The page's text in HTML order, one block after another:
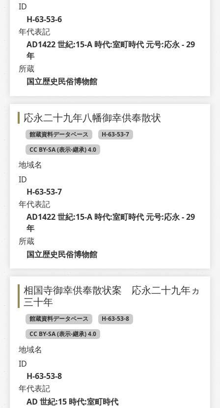
ID
H-63-53-6
年代表記
AD1422 世紀:15-A 時代:室町時代 元号:応永 - 29
年
所蔵
国立歴史民俗博物館
応永二十九年八幡御幸供奉散状
館蔵資料データベース
H-63-53-7
CC BY-SA (表示-継承) 4.0
地域名
ID
H-63-53-7
年代表記
AD1422 世紀:15-A 時代:室町時代 元号:応永 - 29
年
所蔵
国立歴史民俗博物館
相国寺御幸供奉散状案 応永二十九年ヵ
三十年
館蔵資料データベース
H-63-53-8
CC BY-SA (表示-継承) 4.0
地域名
ID
H-63-53-8
年代表記
AD 世紀:15 時代:室町時代